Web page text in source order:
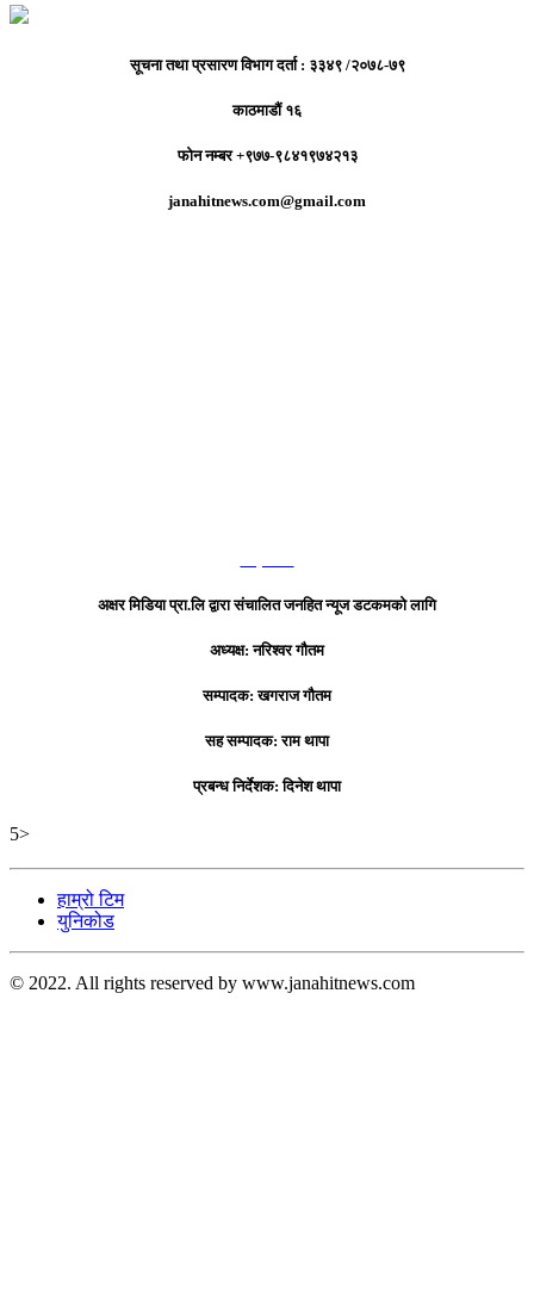
सूचना तथा प्रसारण विभाग दर्ता : ३३४९ /२०७८-७९
काठमाडौं १६
फोन नम्बर +९७७-९८४१९७४२१३
janahitnews.com@gmail.com
अक्षर मिडिया प्रा.लि द्वारा संचालित जनहित न्यूज डटकमको लागि
अध्यक्ष: नरिश्वर गौतम
सम्पादक: खगराज गौतम
सह सम्पादक: राम थापा
प्रबन्ध निर्देशक: दिनेश थापा
5>
हाम्रो टिम
युनिकोड
© 2022. All rights reserved by www.janahitnews.com